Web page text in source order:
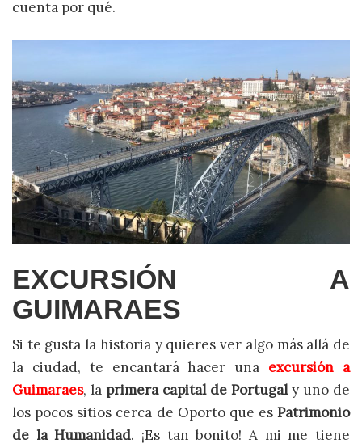
cuenta por qué.
EXCURSIÓN A
GUIMARAES
Si te gusta la historia y quieres ver algo más allá de
la ciudad, te encantará hacer una excursión a
Guimaraes, la primera capital de Portugaly uno de
los pocos sitios cerca de Oporto que es Patrimonio
de la Humanidad. ¡Es tan bonito! A mi me tiene